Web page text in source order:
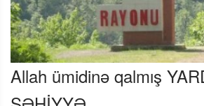
Allah ümidinə qalmış
SƏHİYYƏ...